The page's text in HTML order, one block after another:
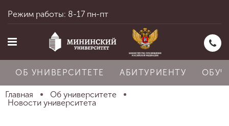
Режим работы: 8-17 пн-пт
ОБ УНИВЕРСИТЕТЕ АБИТУРИЕНТУ
Главная
Об университете
Новости университета